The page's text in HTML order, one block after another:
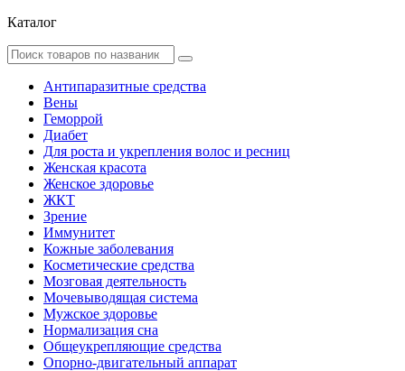
Каталог
Антипаразитные средства
Вены
Геморрой
Диабет
Для роста и укрепления волос и ресниц
Женская красота
Женское здоровье
ЖКТ
Зрение
Иммунитет
Кожные заболевания
Косметические средства
Мозговая деятельность
Мочевыводящая система
Мужское здоровье
Нормализация сна
Общеукрепляющие средства
Опорно-двигательный аппарат